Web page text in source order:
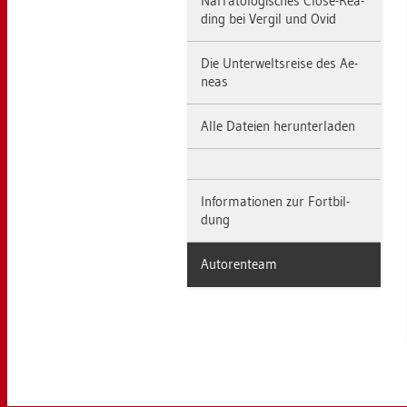
ding bei Ver­gil und Ovid
Die Un­ter­welts­rei­se des Ae­
ne­as
Alle Da­tei­en her­un­ter­la­den
In­for­ma­tio­nen zur Fort­bil­
dung
Au­to­ren­team